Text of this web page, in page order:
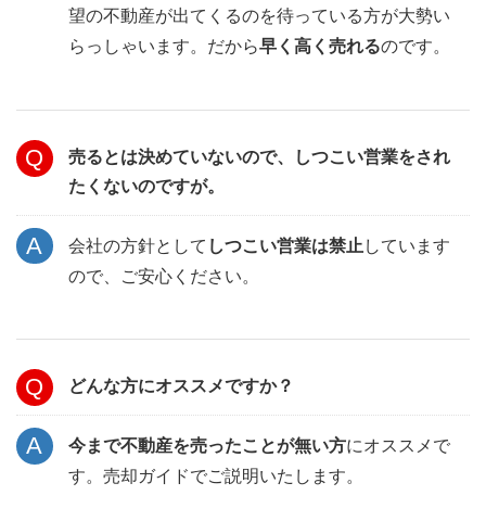
望の不動産が出てくるのを待っている方が大勢い
らっしゃいます。だから早く高く売れるのです。
売るとは決めていないので、しつこい営業をされ
たくないのですが。
会社の方針として しつこい営業は禁止 しています
ので、ご安心ください。
どんな方にオススメですか？
今まで不動産を売ったことが無い方にオススメで
す。売却ガイドでご説明いたします。